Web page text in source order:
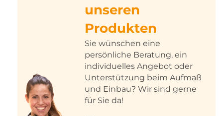
unseren
Produkten
Sie wünschen eine
persönliche Beratung, ein
individuelles Angebot oder
Unterstützung beim Aufmaß
und Einbau? Wir sind gerne
für Sie da!